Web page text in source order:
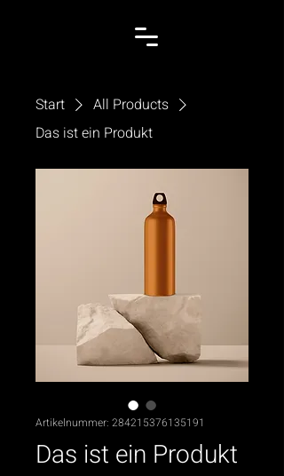
Start
All Products
Das ist ein Produkt
Artikelnummer: 284215376135191
Das ist ein Produkt